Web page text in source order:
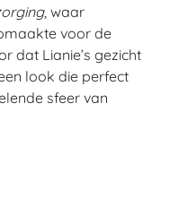
, waar
voor de
dat Lianie’s gezicht
look die perfect
sfeer van